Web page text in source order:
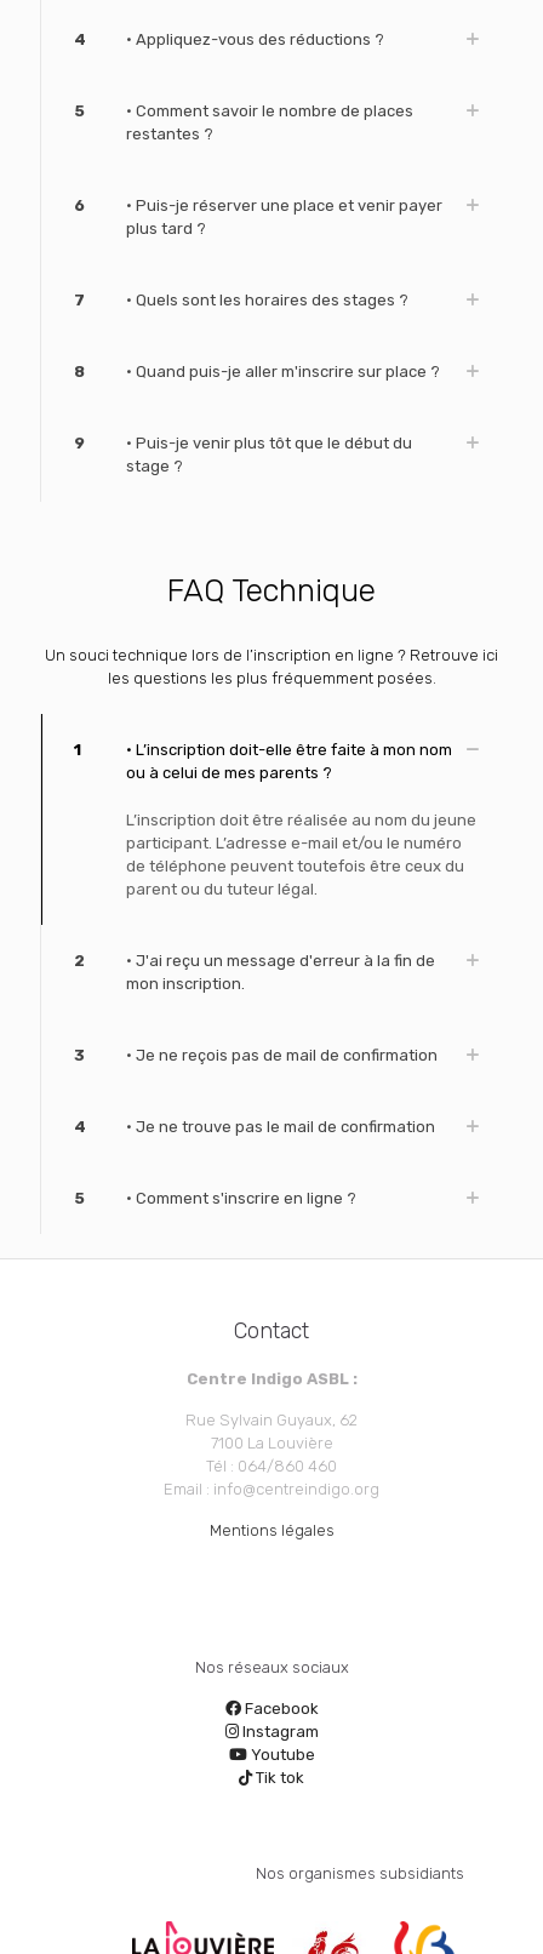
4 • Appliquez-vous des réductions ?
5
• Comment savoir le nombre de places
restantes ?
6
• Puis-je réserver une place et venir payer
plus tard ?
7 • Quels sont les horaires des stages ?
8 • Quand puis-je aller m'inscrire sur place ?
9
• Puis-je venir plus tôt que le début du
stage ?
FAQ Technique
Un souci technique lors de l’inscription en ligne ? Retrouve ici
les questions les plus fréquemment posées.
1
• L’inscription doit-elle être faite à mon nom
ou à celui de mes parents ?
L’inscription doit être réalisée au nom du jeune
participant. L’adresse e-mail et/ou le numéro
de téléphone peuvent toutefois être ceux du
parent ou du tuteur légal.
2
• J'ai reçu un message d'erreur à la fin de
mon inscription.
3 • Je ne reçois pas de mail de confirmation
4 • Je ne trouve pas le mail de confirmation
5 • Comment s'inscrire en ligne ?
Contact
Centre Indigo ASBL :
Rue Sylvain Guyaux, 62
7100 La Louvière
Tél : 064/860 460
Email : info@centreindigo.org
Mentions légales
Nos réseaux sociaux
Facebook
Instagram
Youtube
Tik tok
Nos organismes subsidiants